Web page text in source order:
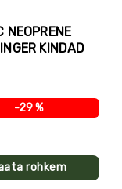
NEOPRENE
KINDAD
-29 %
rohkem